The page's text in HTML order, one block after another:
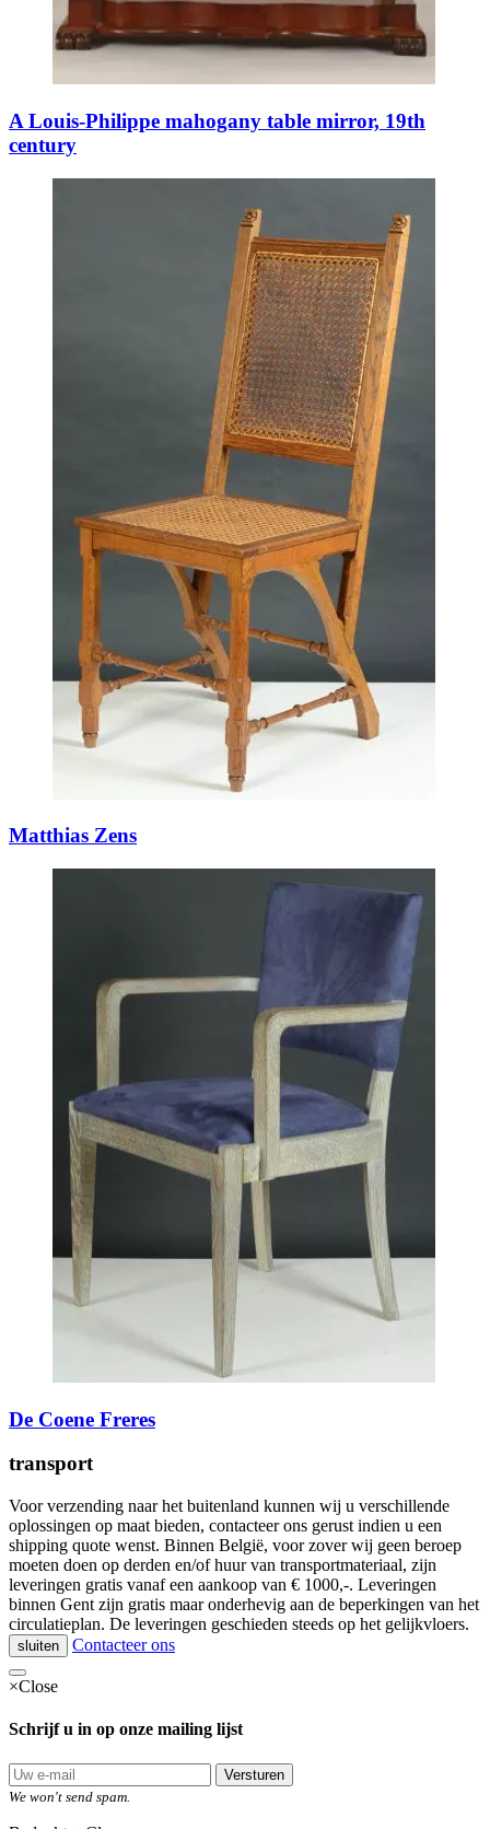
A Louis-Philippe mahogany table mirror, 19th
century
Matthias Zens
De Coene Freres
transport
Voor verzending naar het buitenland kunnen wij u verschillende
oplossingen op maat bieden, contacteer ons gerust indien u een
shipping quote wenst. Binnen België, voor zover wij geen beroep
moeten doen op derden en/of huur van transportmateriaal, zijn
leveringen gratis vanaf een aankoop van € 1000,-. Leveringen
binnen Gent zijn gratis maar onderhevig aan de beperkingen van het
circulatieplan. De leveringen geschieden steeds op het gelijkvloers.
sluiten Contacteer ons
×Close
Schrijf u in op onze mailing lijst
Versturen
We won't send spam.